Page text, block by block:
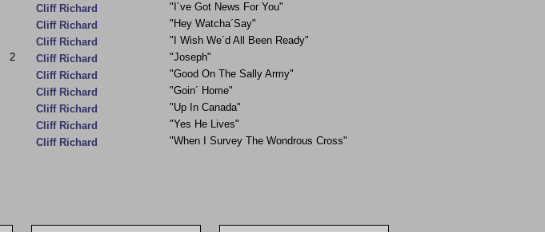
Cliff Richard
"I´ve Got News For You"
Cliff Richard
"Hey Watcha´Say"
Cliff Richard
"I Wish We´d All Been Ready"
2
Cliff Richard
"Joseph"
Cliff Richard
"Good On The Sally Army"
Cliff Richard
"Goin´ Home"
Cliff Richard
"Up In Canada"
Cliff Richard
"Yes He Lives"
Cliff Richard
"When I Survey The Wondrous Cross"